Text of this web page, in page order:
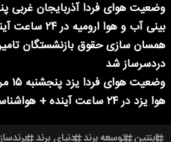
بینی آب و هوا ارومیه در ۲۴ ساعت آینده + هواشناسی ارومیه
دردسرساز شد
هوا یزد در ۲۴ ساعت آینده + هواشناسی یزد
اینتین توسعه برند دنیای برند